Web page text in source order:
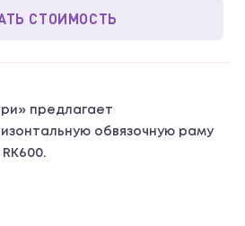
СТОИМОСТЬ
предлагает
обвязочную раму